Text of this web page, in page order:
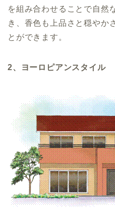
を組み合わせることで自然
き、香色も上品さと穏やか
とができます。
2、ヨーロピアンスタイル